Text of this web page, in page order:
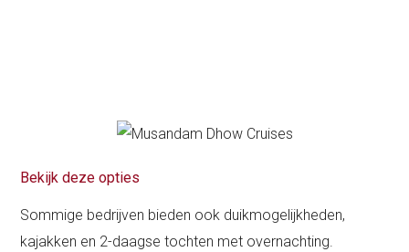
Bekijk deze opties
Sommige bedrijven bieden ook duikmogelijkheden,
kajakken en 2-daagse tochten met overnachting.